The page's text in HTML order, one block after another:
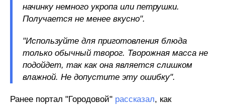
начинку немного укропа или петрушки.
Получается не менее вкусно".
"Используйте для приготовления блюда
только обычный творог. Творожная масса не
подойдет, так как она является слишком
влажной. Не допустите эту ошибку".
Ранее портал "Городовой" рассказал, как